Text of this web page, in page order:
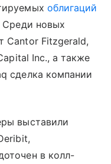
облигаций
Среди новых
Cantor Fitzgerald,
Inc., а также
сделка компании
выставили
в колл-